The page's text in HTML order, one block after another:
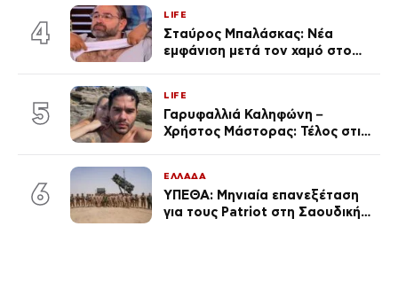
εκ. likes
4
LIFE
Σταύρος Μπαλάσκας: Νέα
εμφάνιση μετά τον χαμό στο
5
LIFE
Γαρυφαλλιά Καληφώνη –
Χρήστος Μάστορας: Τέλος στις
6
ΕΛΛΑΔΑ
ΥΠΕΘΑ: Μηνιαία επανεξέταση
για τους Patriot στη Σαουδική